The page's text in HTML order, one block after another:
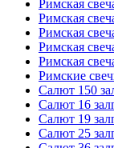
Римская
Римская
Римская
Римская
Римская
Римские
Салют 150
Салют 16
Салют 19
Салют 25